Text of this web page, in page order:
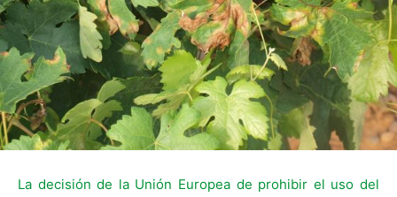
La decisión de la Unión Europea de prohibir el uso del